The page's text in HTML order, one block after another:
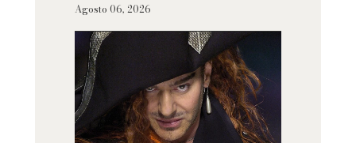
Agosto 06, 2026